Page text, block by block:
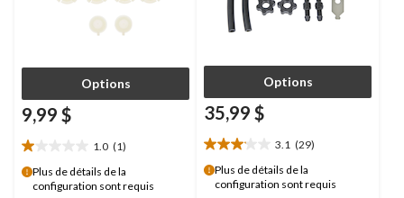
Options
9,99 $
1.0 (1)
1.0
étoile(s)
sur
Plus de détails de la
configuration sont requis
Options
35,99 $
3.1 (29)
3.1
étoile(s)
sur
Plus de détails de la
configuration sont requis